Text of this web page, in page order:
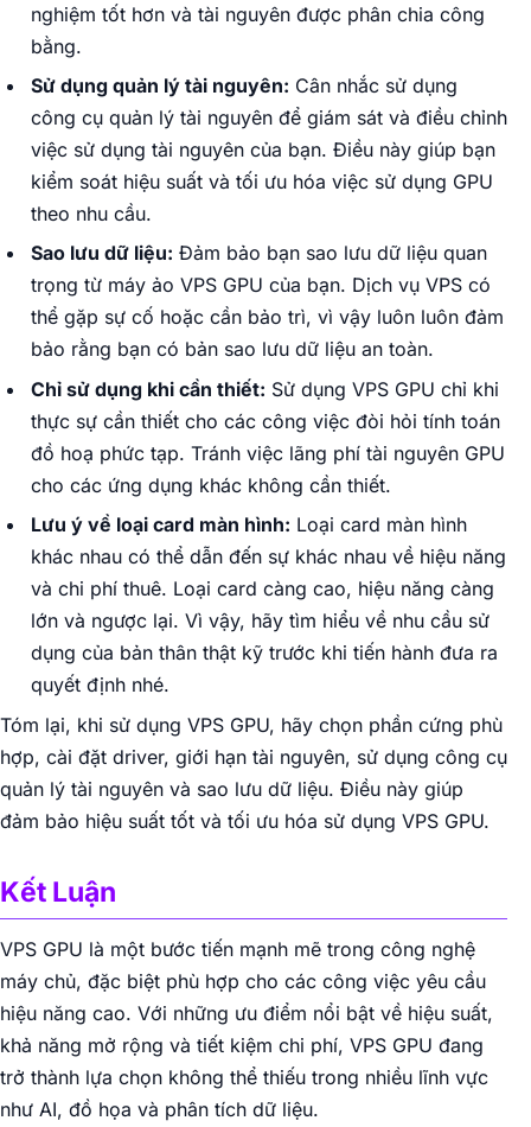
nghiệm tốt hơn và tài nguyên được phân chia công
bằng.
Sử dụng quản lý tài nguyên: Cân nhắc sử dụng
công cụ quản lý tài nguyên để giám sát và điều chỉnh
việc sử dụng tài nguyên của bạn. Điều này giúp bạn
kiểm soát hiệu suất và tối ưu hóa việc sử dụng GPU
theo nhu cầu.
Sao lưu dữ liệu: Đảm bảo bạn sao lưu dữ liệu quan
trọng từ máy ảo VPS GPU của bạn. Dịch vụ VPS có
thể gặp sự cố hoặc cần bảo trì, vì vậy luôn luôn đảm
bảo rằng bạn có bản sao lưu dữ liệu an toàn.
Chỉ sử dụng khi cần thiết: Sử dụng VPS GPU chỉ khi
thực sự cần thiết cho các công việc đòi hỏi tính toán
đồ hoạ phức tạp. Tránh việc lãng phí tài nguyên GPU
cho các ứng dụng khác không cần thiết.
Lưu ý về loại card màn hình: Loại card màn hình
khác nhau có thể dẫn đến sự khác nhau về hiệu năng
và chi phí thuê. Loại card càng cao, hiệu năng càng
lớn và ngược lại. Vì vậy, hãy tìm hiểu về nhu cầu sử
dụng của bản thân thật kỹ trước khi tiến hành đưa ra
quyết định nhé.
Tóm lại, khi sử dụng VPS GPU, hãy chọn phần cứng phù
hợp, cài đặt driver, giới hạn tài nguyên, sử dụng công cụ
quản lý tài nguyên và sao lưu dữ liệu. Điều này giúp
đảm bảo hiệu suất tốt và tối ưu hóa sử dụng VPS GPU.
Kết Luận
VPS GPU là một bước tiến mạnh mẽ trong công nghệ
máy chủ, đặc biệt phù hợp cho các công việc yêu cầu
hiệu năng cao. Với những ưu điểm nổi bật về hiệu suất,
khả năng mở rộng và tiết kiệm chi phí, VPS GPU đang
trở thành lựa chọn không thể thiếu trong nhiều lĩnh vực
như AI, đồ họa và phân tích dữ liệu.